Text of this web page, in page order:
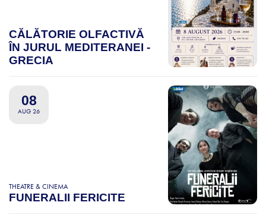
CĂLĂTORIE OLFACTIVĂ
ÎN JURUL MEDITERANEI -
GRECIA
08
AUG 26
THEATRE & CINEMA
FUNERALII FERICITE